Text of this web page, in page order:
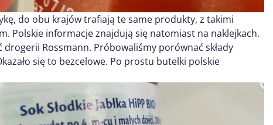
do obu krajów trafiają te same produkty, z takimi
Polskie informacje znajdują się natomiast na naklejkach.
drogerii Rossmann. Próbowaliśmy porównać składy
się to bezcelowe. Po prostu butelki polskie